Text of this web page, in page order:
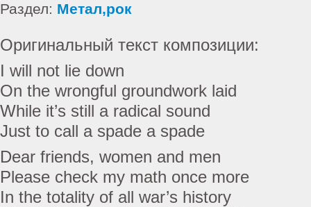
Раздел: Метал,рок
Оригинальный текст композиции:
I will not lie down
On the wrongful groundwork laid
While it’s still a radical sound
Just to call a spade a spade
Dear friends, women and men
Please check my math once more
In the totality of all war’s history